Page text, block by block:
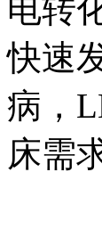
电转
快速
病，
床需